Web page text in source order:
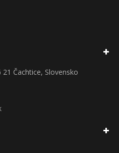
Čachtice, Slovensko